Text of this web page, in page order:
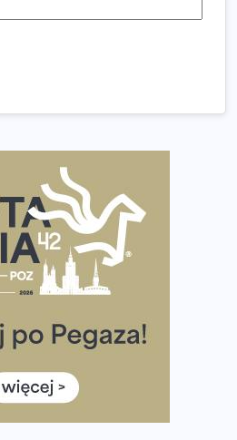
na jubileuszowy Bieg
największych maratonów w
Mistrzostw Polski
Warszawskiego w historii.
pobiegło dla Bohaterów!
kierować się w bieganiu?
które warto włączyć do
się na weekend z
Powstania Warszawskiego.
uczestników